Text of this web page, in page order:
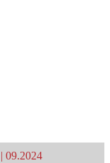
09.2024